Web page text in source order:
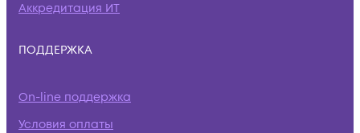
Аккредитация ИТ
ПОДДЕРЖКА
On-line поддержка
Условия оплаты